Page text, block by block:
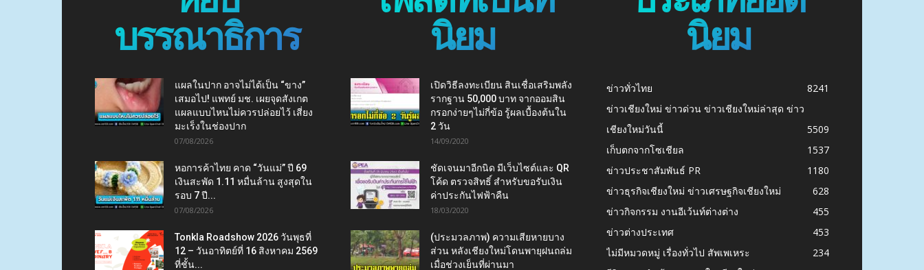
บรรณาธิการ
แผลในปาก อาจไม่ได้เป็น “ขาง”
เสมอไป! แพทย์ มช. เผยจุดสังเกต
แผลแบบไหนไม่ควรปล่อยไว้ เสี่ยง
มะเร็งในช่องปาก
07/08/2026
หอการค้าไทย คาด “วันแม่” ปี 69
เงินสะพัด 1.11 หมื่นล้าน สูงสุดใน
รอบ 7 ปี...
07/08/2026
Tonkla Roadshow 2026 วันพุธที่
12 – วันอาทิตย์ที่ 16 สิงหาคม 2569
ที่ชั้น...
นิยม
เปิดวิธีลงทะเบียน สินเชื่อเสริมพลัง
รากฐาน 50,000 บาท จากออมสิน
กรอกง่ายๆไม่กี่ข้อ รู้ผลเบื้องต้นใน
2 วัน
14/09/2020
ชัดเจนมาอีกนิด มีเว็บไซต์และ QR
โค้ด ตรวจสิทธิ์ สำหรับขอรับเงิน
ค่าประกันไฟฟ้าคืน
18/03/2020
(ประมวลภาพ) ความเสียหายบาง
ส่วน หลังเชียงใหม่โดนพายุฝนถล่ม
เมื่อช่วงเย็นที่ผ่านมา
นิยม
ข่าวทั่วไทย
8241
ข่าวเชียงใหม่ ข่าวด่วน ข่าวเชียงใหม่ล่าสุด ข่าว
เชียงใหม่วันนี้
5509
เก็บตกจากโซเชียล
1537
ข่าวประชาสัมพันธ์ PR
1180
ข่าวธุรกิจเชียงใหม่ ข่าวเศรษฐกิจเชียงใหม่
628
ข่าวกิจกรรม งานอีเว้นท์ต่างต่าง
455
ข่าวต่างประเทศ
453
ไม่มีหมวดหมู่ เรื่องทั่วไป สัพเพเหระ
234